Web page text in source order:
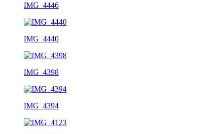
IMG_4446
IMG_4440
IMG_4398
IMG_4394